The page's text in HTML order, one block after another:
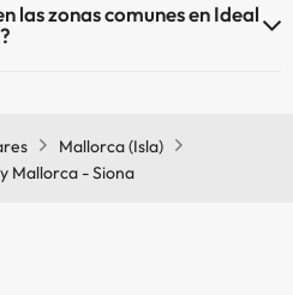
sobre la piscina y otras
las zonas comunes en Ideal
Mallorca (Isla)
Mallorca - Siona